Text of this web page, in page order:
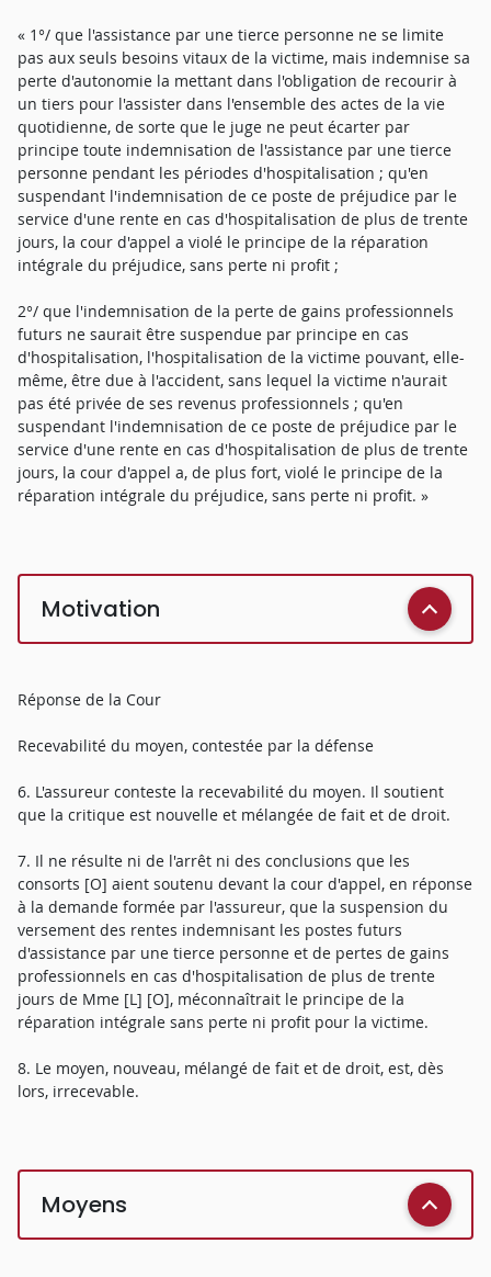
« 1°/ que l'assistance par une tierce personne ne se limite
pas aux seuls besoins vitaux de la victime, mais indemnise sa
perte d'autonomie la mettant dans l'obligation de recourir à
un tiers pour l'assister dans l'ensemble des actes de la vie
quotidienne, de sorte que le juge ne peut écarter par
principe toute indemnisation de l'assistance par une tierce
personne pendant les périodes d'hospitalisation ; qu'en
suspendant l'indemnisation de ce poste de préjudice par le
service d'une rente en cas d'hospitalisation de plus de trente
jours, la cour d'appel a violé le principe de la réparation
intégrale du préjudice, sans perte ni profit ;
2°/ que l'indemnisation de la perte de gains professionnels
futurs ne saurait être suspendue par principe en cas
d'hospitalisation, l'hospitalisation de la victime pouvant, elle-
même, être due à l'accident, sans lequel la victime n'aurait
pas été privée de ses revenus professionnels ; qu'en
suspendant l'indemnisation de ce poste de préjudice par le
service d'une rente en cas d'hospitalisation de plus de trente
jours, la cour d'appel a, de plus fort, violé le principe de la
réparation intégrale du préjudice, sans perte ni profit. »
Motivation
Réponse de la Cour
Recevabilité du moyen, contestée par la défense
6. L'assureur conteste la recevabilité du moyen. Il soutient
que la critique est nouvelle et mélangée de fait et de droit.
7. Il ne résulte ni de l'arrêt ni des conclusions que les
consorts [O] aient soutenu devant la cour d'appel, en réponse
à la demande formée par l'assureur, que la suspension du
versement des rentes indemnisant les postes futurs
d'assistance par une tierce personne et de pertes de gains
professionnels en cas d'hospitalisation de plus de trente
jours de Mme [L] [O], méconnaîtrait le principe de la
réparation intégrale sans perte ni profit pour la victime.
8. Le moyen, nouveau, mélangé de fait et de droit, est, dès
lors, irrecevable.
Moyens